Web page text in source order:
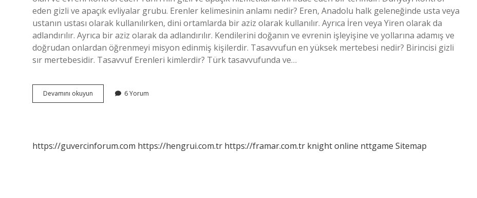
eden gizli ve apaçık evliyalar grubu. Erenler kelimesinin anlamı nedir? Eren, Anadolu halk geleneğinde usta veya
ustanın ustası olarak kullanılırken, dini ortamlarda bir aziz olarak kullanılır. Ayrıca İren veya Yiren olarak da
adlandırılır. Ayrıca bir aziz olarak da adlandırılır. Kendilerini doğanın ve evrenin işleyişine ve yollarına adamış ve
doğrudan onlardan öğrenmeyi misyon edinmiş kişilerdir. Tasavvufun en yüksek mertebesi nedir? Birincisi gizli
sır mertebesidir. Tasavvuf Erenleri kimlerdir? Türk tasavvufunda ve…
Devamını okuyun
Makamı
6 Yorum
https://guvercinforum.com https://hengrui.com.tr https://framar.com.tr knight online nttgame Sitemap